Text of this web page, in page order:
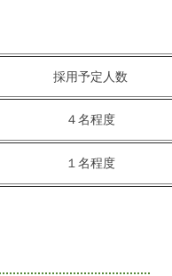
採用予定人数
４名程度
１名程度